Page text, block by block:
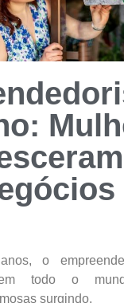
o
todo o
surgindo.